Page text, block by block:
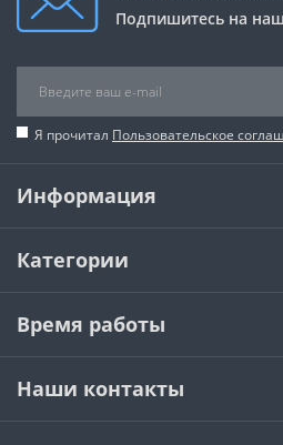
Подпишитесь на
Я прочитал Пользовательское
Информация
Категории
Время работы
Наши контакты